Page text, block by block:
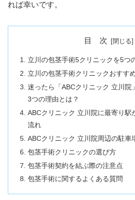
れば幸いです。
目 次
立川の包茎手術5クリニックを5つ
立川の包茎手術クリニックおすす
迷ったら「ABCクリニック 立川院
3つの理由とは？
ABCクリニック 立川院に最寄り駅
流れ
ABCクリニック 立川院周辺の駐車
包茎手術クリニックの選び方
包茎手術契約を結ぶ際の注意点
包茎手術に関するよくある質問